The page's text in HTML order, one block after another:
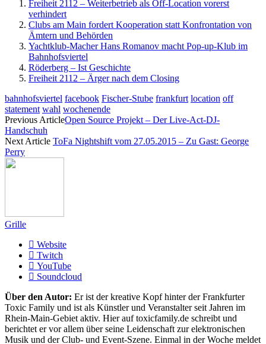
Freiheit 2112 – Weiterbetrieb als Off-Location vorerst
verhindert
Clubs am Main fordert Kooperation statt Konfrontation von
Ämtern und Behörden
Yachtklub-Macher Hans Romanov macht Pop-up-Klub im
Bahnhofsviertel
Röderberg – Ist Geschichte
Freiheit 2112 – Ärger nach dem Closing
bahnhofsviertel facebook Fischer-Stube frankfurt location off
statement wahl wochenende
Previous ArticleOpen Source Projekt – Der Live-Act-DJ-
Handschuh
Next Article ToFa Nightshift vom 27.05.2015 – Zu Gast: George
Perry
Grille
Website
Twitch
YouTube
Soundcloud
Über den Autor: Er ist der kreative Kopf hinter der Frankfurter
Toxic Family und ist als Künstler und Veranstalter seit Jahren im
Rhein-Main-Gebiet aktiv. Hier auf toxicfamily.de schreibt und
berichtet er vor allem über seine Leidenschaft zur elektronischen
Musik und der Club- und Event-Szene. Einmal in der Woche meldet